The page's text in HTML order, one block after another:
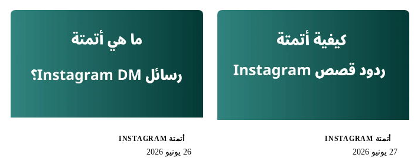
أتمتة INSTAGRAM
27 يونيو 2026
أتمتة INSTAGRAM
26 يونيو 2026